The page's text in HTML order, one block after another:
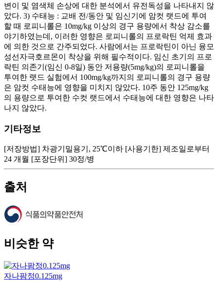
변이 및 염색체 손상에 대한 분석에서 유전독성을 나타내지 않
았다. 3) 수태능 : 교배 전/동안 및 임신기에 암컷 랫드에 투여
할 때 로피니롤은 10mg/kg 이상의 경구 용량에서 착상 감소를
야기하였는데, 이러한 영향은 로피니롤의 프로락틴 억제 효과
에 의한 것으로 간주되었다. 사람에서는 프로락틴이 아닌 융모
성선자극호르몬이 착상을 위해 필수적이다. 임신 초기의 프로
락틴 의존기(임신 0-8일) 동안 저용량(5mg/kg)의 로피니롤을
투여한 랫드 실험에서 100mg/kg까지의 로피니롤의 경구 용량
은 암컷 수태능에 영향을 미치지 않았다. 10주 동안 125mg/kg
의 용량으로 투여한 수컷 랫드에서 수태능에 대한 영향은 나타
나지 않았다.
기타정보
[저장방법] 차광기밀용기, 25℃이하 [사용기한] 제조일로부터
24 개월 [포장단위] 30정/병
출처
비슷한 약
자나팜정0.125mg